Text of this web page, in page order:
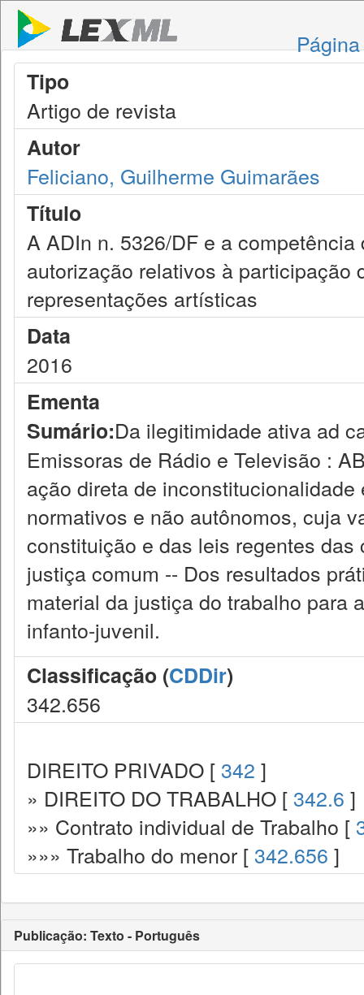
Tipo
Artigo de revista
Autor
Feliciano, Guilherme Guimarães
Título
A ADIn n. 5326/DF e a
autorização relativos à participação
representações artísticas
Data
2016
Ementa
Sumário:Da ilegitimidade ativa ad
Emissoras de Rádio e Televisão :
ação direta de
normativos e não autônomos, cuja
constituição e das leis regentes
justiça comum -- Dos resultados
material da justiça do trabalho para
infanto-juvenil.
Classificação (CDDir)
342.656
DIREITO PRIVADO [ 342 ]
» DIREITO DO TRABALHO [ 342.6 ]
»» Contrato individual de Trabalho [
»»» Trabalho do menor [ 342.656 ]
Publicação: Texto - Português